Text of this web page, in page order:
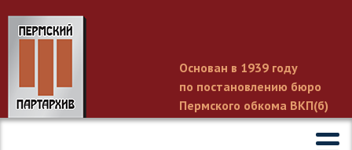
Основан в 1939 году
по постановлению бюро
Пермского обкома ВКП(б)